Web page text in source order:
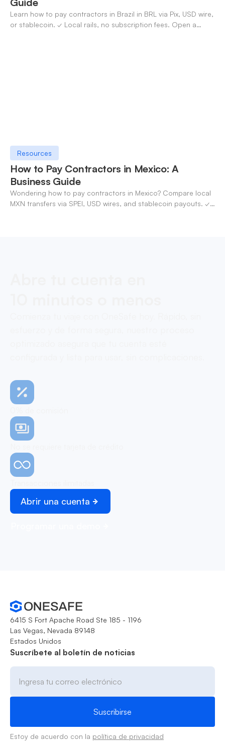
Learn how to pay contractors in Brazil in BRL via Pix, USD wire,
or stablecoin. ✓ Local rails, no subscription fees. Open a
Resources
How to Pay Contractors in Mexico: A
Business Guide
Wondering how to pay contractors in Mexico? Compare local
MXN transfers via SPEI, USD wires, and stablecoin payouts. ✓
Abrir una cuenta
6415 S Fort Apache Road Ste 185 - 1196
Las Vegas, Nevada 89148
Estados Unidos
Suscríbete al boletín de noticias
Estoy de acuerdo con la política de privacidad